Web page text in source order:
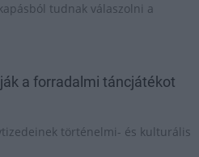
tudnak válaszolni a
a forradalmi táncjátékot
történelmi- és kulturális